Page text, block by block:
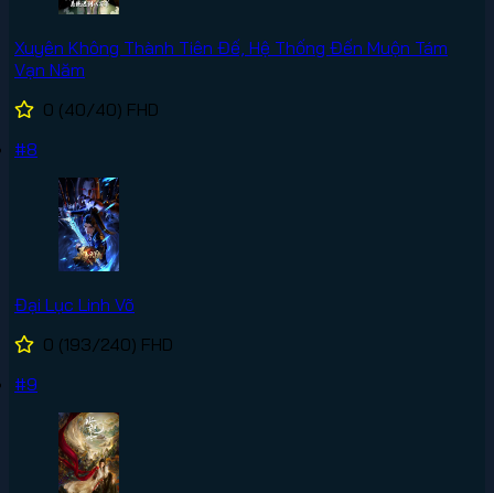
Xuyên Không Thành Tiên Đế, Hệ Thống Đến Muộn Tám
Vạn Năm
0 (40/40) FHD
#8
Đại Lục Linh Võ
0 (193/240) FHD
#9